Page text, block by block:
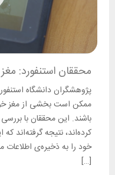
محققان استنفورد:
پژوهشگران دانشگاه
ممکن است بخشی از مغز
باشند. این محققان با
کرده‌اند، نتیجه گرفته‌اند
خود را به ذخیره‌ی اطلاعات
[…]